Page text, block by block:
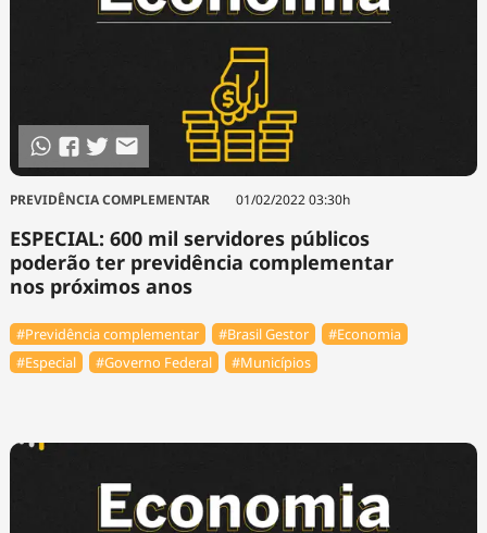
PREVIDÊNCIA COMPLEMENTAR 01/02/2022 03:30h
ESPECIAL: 600 mil servidores públicos
poderão ter previdência complementar
nos próximos anos
#Previdência complementar #Brasil Gestor
#Economia
#Especial
#Governo Federal #Municípios